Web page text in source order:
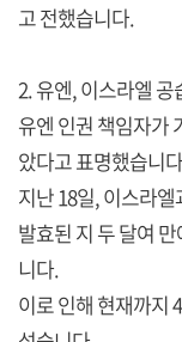
고 전했습니다.
2. 유엔, 이스라엘 공
유엔 인권 책임자가
았다고 표명했습니
지난 18일, 이스라
발효된 지 두 달여
니다.
이로 인해 현재까지